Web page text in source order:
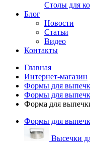
Cтолы для
Блог
Новости
Статьи
Видео
Контакты
Главная
Интернет-магазин
Формы для
Формы для
Форма для
Формы для
Высечки